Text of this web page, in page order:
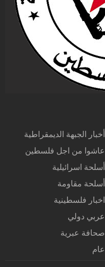
أخبار الجبهة الديمقراطية
عاشوا من اجل فلسطين
أسلحة اسرائيلية
أسلحة مقاومة
اخبار فلسطينية
عربي دولي
صحافة عبرية
عام